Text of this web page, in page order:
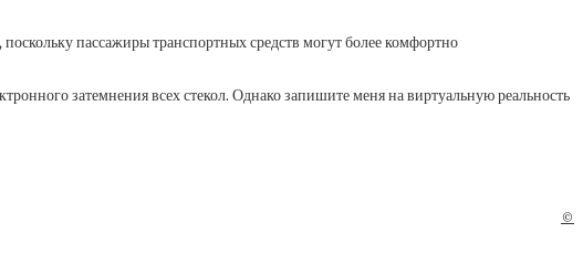
пассажиры транспортных средств могут более комфортно
затемнения всех стекол. Однако запишите меня на виртуальную реальность
©